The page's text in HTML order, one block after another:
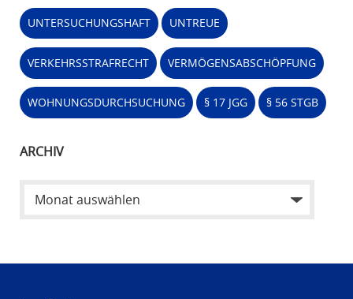
UNTERSUCHUNGSHAFT UNTREUE
VERKEHRSSTRAFRECHT VERMÖGENSABSCHÖPFUNG
WOHNUNGSDURCHSUCHUNG § 17 JGG § 56 STGB
ARCHIV